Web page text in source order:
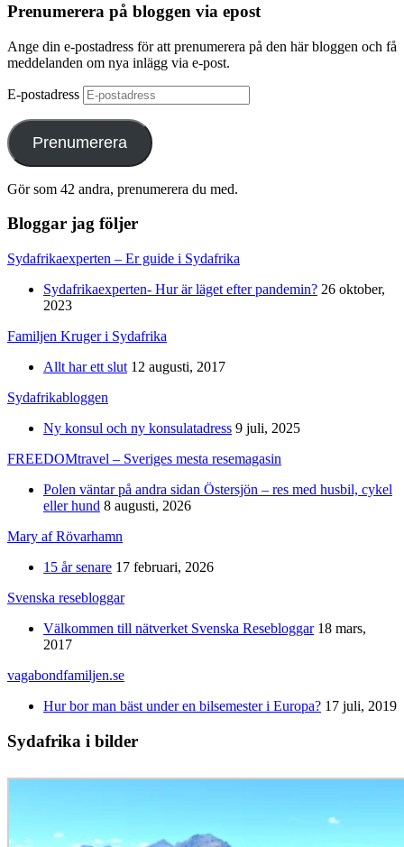
Prenumerera på bloggen via epost
Ange din e-postadress för att prenumerera på den här bloggen och få
meddelanden om nya inlägg via e-post.
E-postadress
Prenumerera
Gör som 42 andra, prenumerera du med.
Bloggar jag följer
Sydafrikaexperten – Er guide i Sydafrika
Sydafrikaexperten- Hur är läget efter pandemin? 26 oktober,
2023
Familjen Kruger i Sydafrika
Allt har ett slut 12 augusti, 2017
Sydafrikabloggen
Ny konsul och ny konsulatadress 9 juli, 2025
FREEDOMtravel – Sveriges mesta resemagasin
Polen väntar på andra sidan Östersjön – res med husbil, cykel
eller hund 8 augusti, 2026
Mary af Rövarhamn
15 år senare 17 februari, 2026
Svenska resebloggar
Välkommen till nätverket Svenska Resebloggar 18 mars,
2017
vagabondfamiljen.se
Hur bor man bäst under en bilsemester i Europa? 17 juli, 2019
Sydafrika i bilder